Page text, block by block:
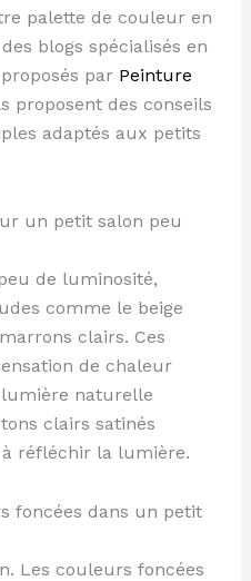
palette de couleur en
blogs spécialisés en
par Peinture
proposent des conseils
adaptés aux petits
un petit salon peu
de luminosité,
comme le beige
clairs. Ces
de chaleur
naturelle
clairs satinés
réfléchir la lumière.
foncées dans un petit
Les couleurs foncées